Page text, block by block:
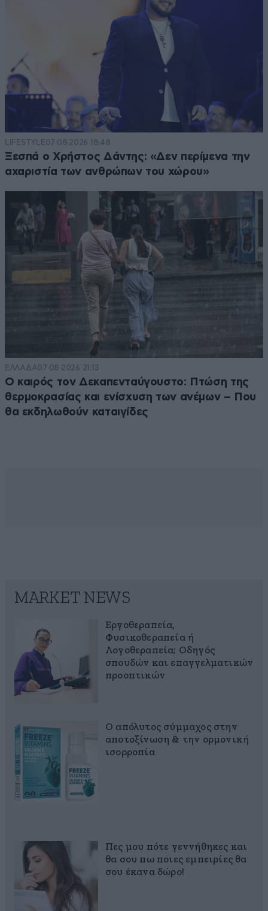
LIFESTYLE07·08·2026 18:48
Ξεσπά ο Χρήστος Δάντης: «Δεν περίμενα την
αχαριστία των ανθρώπων του χώρου»
ΕΛΛΑΔΑ07·08·2026 21:13
Ο καιρός τον Δεκαπενταύγουστο: Πτώση της
θερμοκρασίας και ενίσχυση των ανέμων – Που
θα εκδηλωθούν καταιγίδες
MARKET NEWS
Εργοθεραπεία,
Φυσικοθεραπεία ή
Λογοθεραπεία; Οδηγός
σπουδών και επαγγελματικών
προοπτικών
Ο απόλυτος σύμμαχος στην
αποτοξίνωση & την ορμονική
ισορροπία
Πες μου πότε γεννήθηκες και
θα σου πω ποιες εμπειρίες θα
σου έκανα δώρο!